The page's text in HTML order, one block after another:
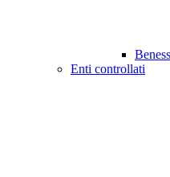
Enti controllati